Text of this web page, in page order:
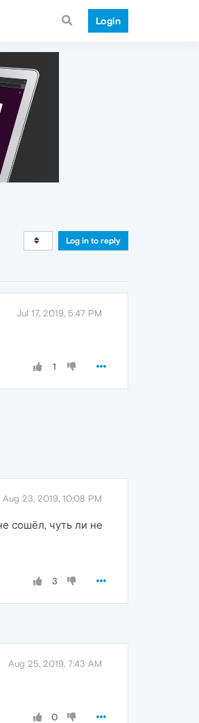
Login
Log in to reply
Jul 17, 2019, 5:47 PM
1
Aug 23, 2019, 10:08 PM
сошёл, чуть ли не
3
Aug 25, 2019, 7:43 AM
0